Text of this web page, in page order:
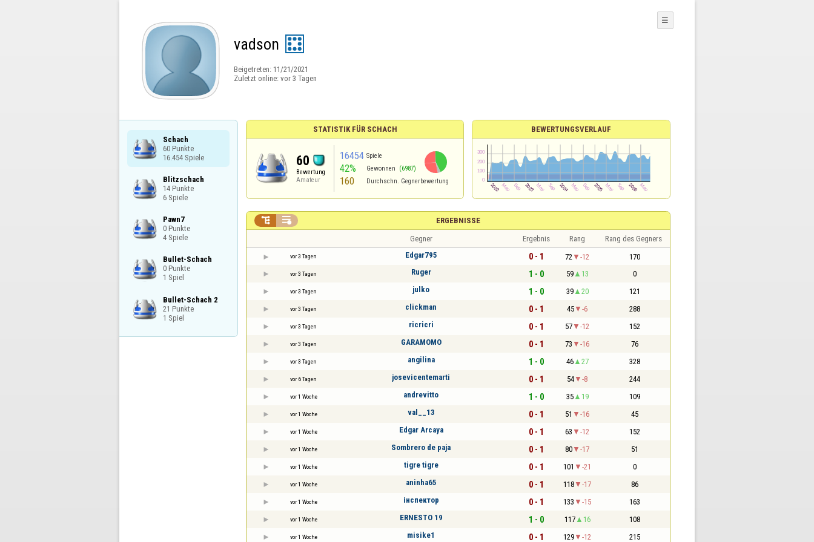
vadson
Beigetreten: 11/21/2021
Zuletzt online: vor 3 Tagen
☰
Schach
60 Punkte
16.454 Spiele
Blitzschach
14 Punkte
6 Spiele
Pawn7
0 Punkte
4 Spiele
Bullet-Schach
0 Punkte
1 Spiel
Bullet-Schach 2
21 Punkte
1 Spiel
STATISTIK FÜR SCHACH
60
Bewertung
Amateur
16454 Spiele
42% Gewonnen (6987)
160 Durchschn. Gegnerbewertung
BEWERTUNGSVERLAUF
ERGEBNISSE
 
Gegner Ergebnis Rang Rang des Gegners
vor 3 Tagen Edgar795 0 - 1 72 -12 170
vor 3 Tagen Ruger 1 - 0 59 13 0
vor 3 Tagen julko 1 - 0 39 20 121
vor 3 Tagen clickman 0 - 1 45 -6 288
vor 3 Tagen ricricri 0 - 1 57 -12 152
vor 3 Tagen GARAMOMO 0 - 1 73 -16 76
vor 3 Tagen angilina 1 - 0 46 27 328
vor 6 Tagen josevicentemarti 0 - 1 54 -8 244
vor 1 Woche andrevitto 1 - 0 35 19 109
vor 1 Woche val__13 0 - 1 51 -16 45
vor 1 Woche Edgar Arcaya 0 - 1 63 -12 152
vor 1 Woche Sombrero de paja 0 - 1 80 -17 51
vor 1 Woche tigre tigre 0 - 1 101 -21 0
vor 1 Woche aninha65 0 - 1 118 -17 86
vor 1 Woche інспектор 0 - 1 133 -15 163
vor 1 Woche ERNESTO 19 1 - 0 117 16 108
vor 1 Woche misike1 0 - 1 129 -12 215